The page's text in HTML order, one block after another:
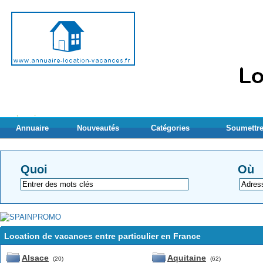
Annuaire Nouveautés Catégories
Quoi Où
Location de vacances entre particulier en France
Alsace (20) Aquitaine (62)